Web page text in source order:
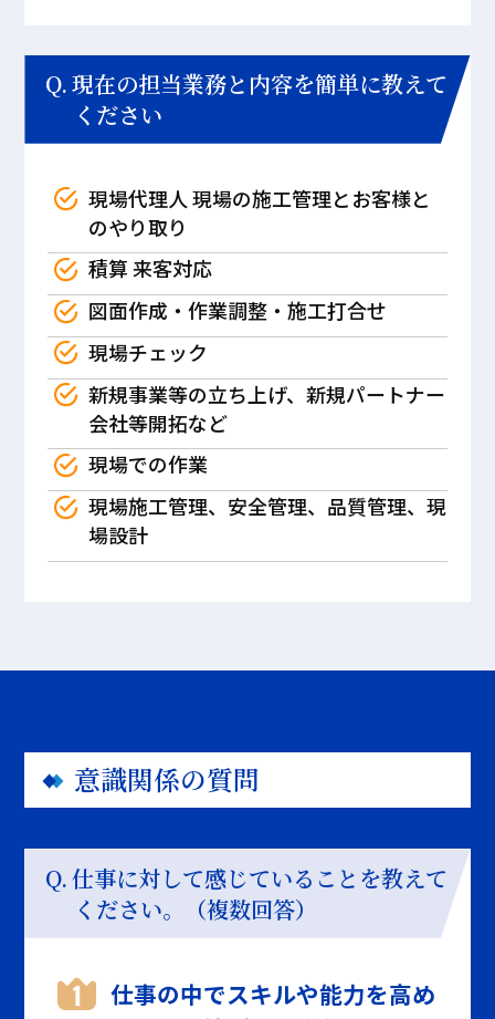
現在の担当業務と内容を簡単に教えて
ください
現場代理人 現場の施工管理とお客様と
のやり取り
積算 来客対応
図面作成・作業調整・施工打合せ
現場チェック
新規事業等の立ち上げ、新規パートナー
会社等開拓など
現場での作業
現場施工管理、安全管理、品質管理、現
場設計
意識関係の質問
仕事に対して感じていることを教えて
ください。（複数回答）
仕事の中でスキルや能力を高め